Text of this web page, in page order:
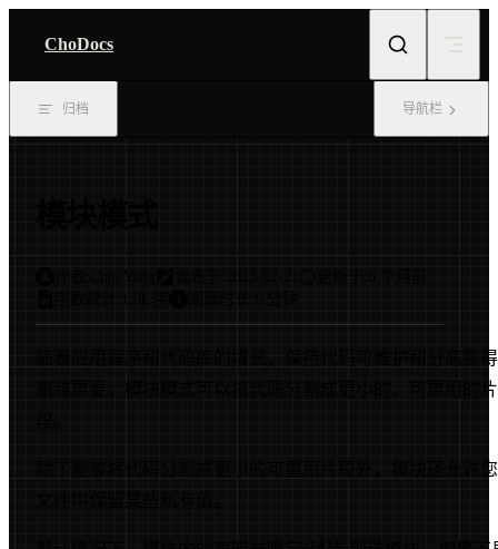
ChoDocs
归档 导航栏
模块模式
Choi Yang 2023-02-21
阅读时长:
随着应用程序和代码库的增长，保持代码可维护和分离变
来越重要。模块模式可以将代码分割成更小的、可重用的片
除了能够将代码分割成更小的可重用片段外，模块还允许
文件中保留某些私有值。